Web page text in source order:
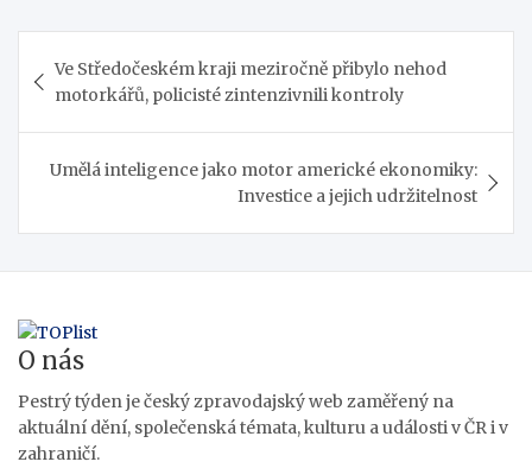
pro
příspěvek
Ve Středočeském kraji meziročně přibylo nehod
motorkářů, policisté zintenzivnili kontroly
Umělá inteligence jako motor americké ekonomiky:
Investice a jejich udržitelnost
O nás
Pestrý týden je český zpravodajský web zaměřený na
aktuální dění, společenská témata, kulturu a události v ČR i v
zahraničí.